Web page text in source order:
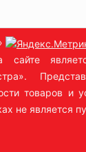
товаров и
не является